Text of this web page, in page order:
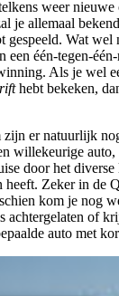
weer
je allemaal
gespeeld. Wat
een één-tegen-
Als je wel
hebt bekeken,
er natuurlijk
willekeurige
door het diverse
heeft. Zeker in de
kom je nog
achtergelaten of
auto met